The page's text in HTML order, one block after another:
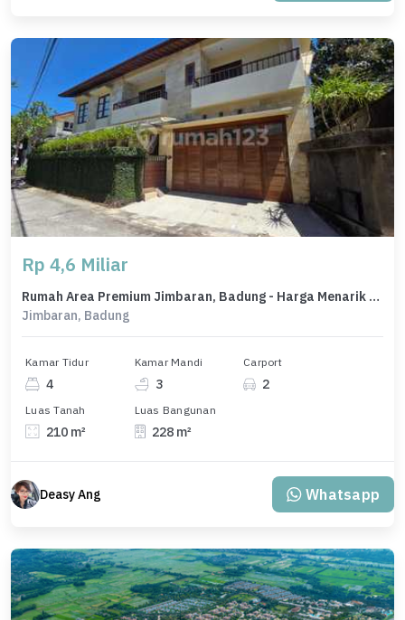
Rp 4,6 Miliar
Rumah Area Premium Jimbaran, Badung - Harga Menarik 4,6 Miliar
Jimbaran, Badung
Kamar Tidur
4
Kamar Mandi
3
Carport
2
Luas Tanah
210 m²
Luas Bangunan
228 m²
Deasy Ang Whatsapp